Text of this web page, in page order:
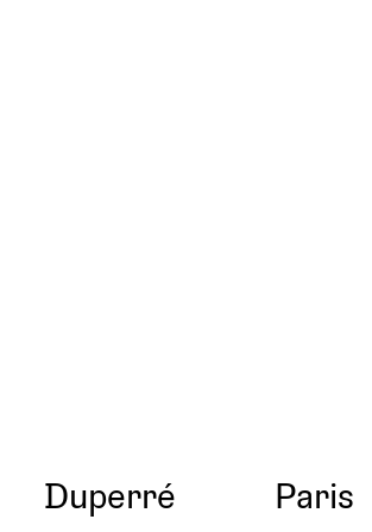
Duperré Paris